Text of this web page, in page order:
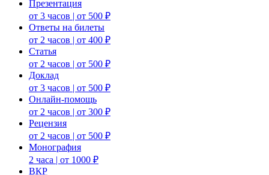
Презентация
от 3 часов | от 500 ₽
Ответы на билеты
от 2 часов | от 400 ₽
Статья
от 2 часов | от 500 ₽
Доклад
от 3 часов | от 500 ₽
Онлайн-помощь
от 2 часов | от 300 ₽
Рецензия
от 2 часов | от 500 ₽
Монография
2 часа | от 1000 ₽
ВКР